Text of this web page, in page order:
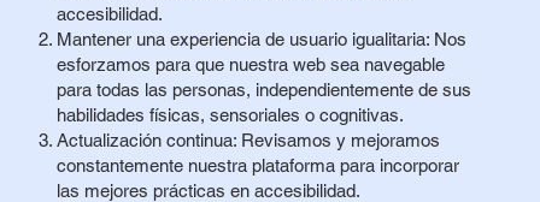
accesibilidad.
Mantener una experiencia de usuario igualitaria: Nos
esforzamos para que nuestra web sea navegable
para todas las personas, independientemente de sus
habilidades físicas, sensoriales o cognitivas.
Actualización continua: Revisamos y mejoramos
constantemente nuestra plataforma para incorporar
las mejores prácticas en accesibilidad.